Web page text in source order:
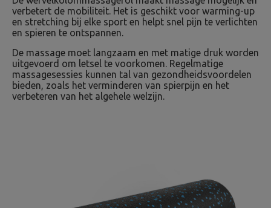
verbetert de mobiliteit. Het is geschikt voor warming-up
en stretching bij elke sport en helpt snel pijn te verlichten
en spieren te ontspannen.
De massage moet langzaam en met matige druk worden
uitgevoerd om letsel te voorkomen. Regelmatige
massagesessies kunnen tal van gezondheidsvoordelen
bieden, zoals het verminderen van spierpijn en het
verbeteren van het algehele welzijn.